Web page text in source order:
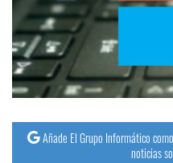
Operadores
Trucos
y
Tutoriales
Añade El Grupo Informático
noticias